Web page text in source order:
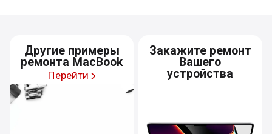
Другие примеры
ремонта MacBook
Перейти
Закажите ремонт
Вашего
устройства